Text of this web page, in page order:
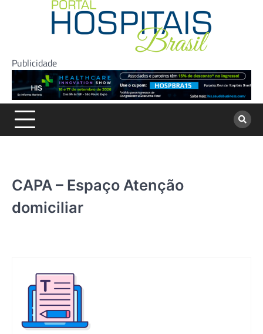
Publicidade
CAPA – Espaço Atenção
domiciliar